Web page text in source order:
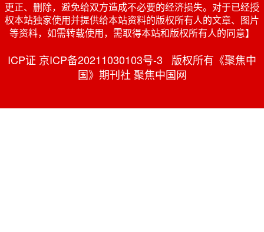
更正、删除，避免给双方造成不必要的经济损失。对于已经授
权本站独家使用并提供给本站资料的版权所有人的文章、图片
等资料，如需转载使用，需取得本站和版权所有人的同意】
ICP证 京ICP备20211030103号-3 版权所有《聚焦中
国》期刊社 聚焦中国网